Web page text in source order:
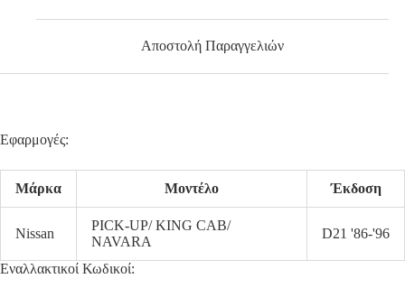
Αποστολή Παραγγελιών
Εφαρμογές:
Μάρκα Μοντέλο Έκδοση
Nissan
PICK-UP/ KING CAB/
NAVARA
D21 '86-'96
Εναλλακτικοί Κωδικοί: